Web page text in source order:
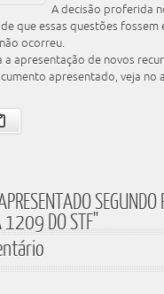
A decisão proferida
que essas questões
ocorreu.
a apresentação de novos
apresentado, veja no
SEGUNDO
1209 DO STF"